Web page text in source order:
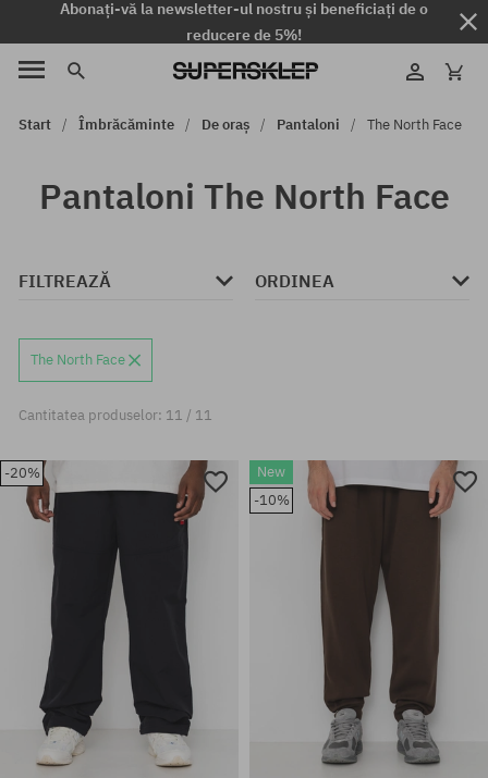
Abonați-vă la newsletter-ul nostru și beneficiați de o
reducere de 5%!
Start Îmbrăcăminte De oraș Pantaloni The North Face
Pantaloni The North Face
FILTREAZĂ ORDINEA
The North Face
Cantitatea produselor: 11 / 11
-20%
New
-10%